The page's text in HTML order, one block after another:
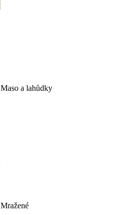
Maso a lahůdky
Mražené